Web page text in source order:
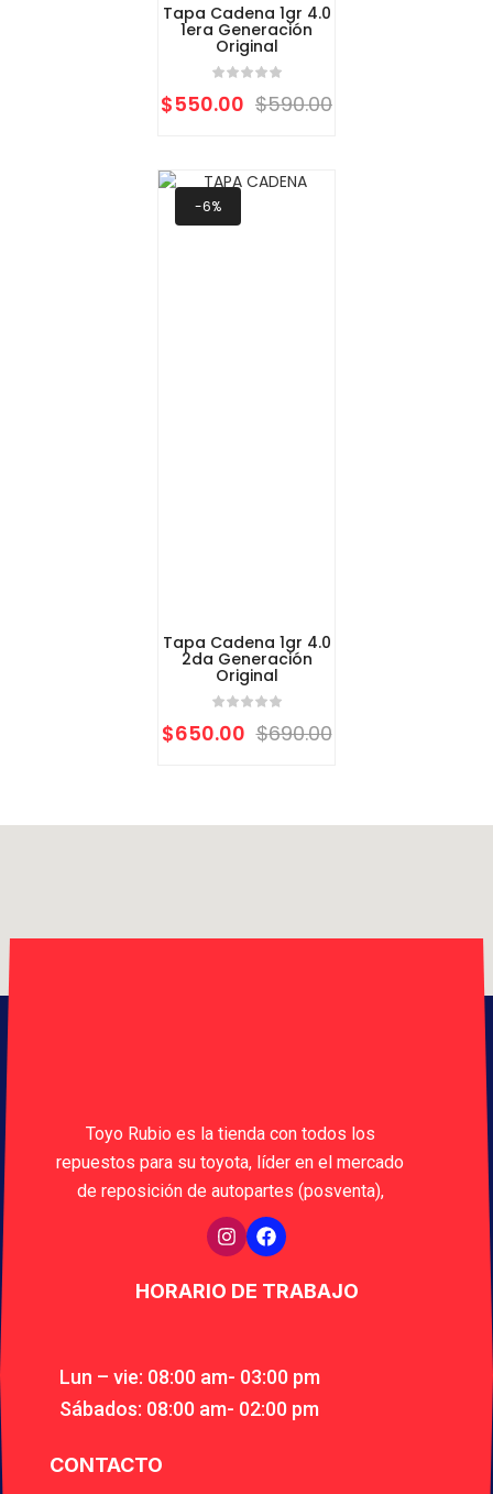
Tapa Cadena 1gr 4.0
1era Generación
Original
$590.00
$550.00
-6%
Tapa Cadena 1gr 4.0
2da Generación
Original
$690.00
$650.00
Toyo Rubio es la tienda con todos los
repuestos para su toyota, líder en el mercado
de reposición de autopartes (posventa),
HORARIO DE TRABAJO
Lun – vie: 08:00 am- 03:00 pm
Sábados: 08:00 am- 02:00 pm
CONTACTO